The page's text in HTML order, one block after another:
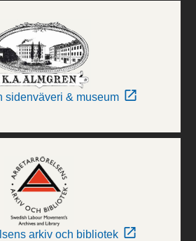
sidenväveri & museum
arkiv och bibliotek